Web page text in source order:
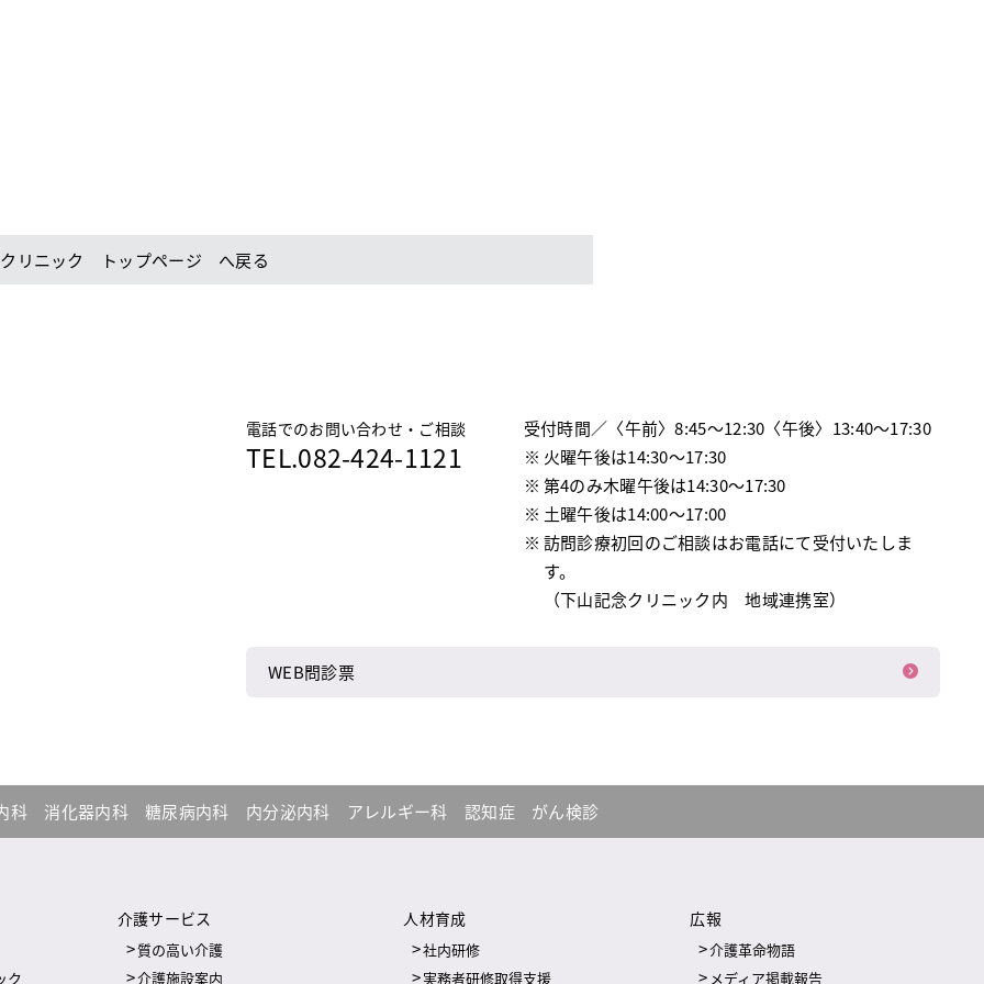
リニック トップページ へ戻る
電話でのお問い合わせ・ご相談
TEL.082-424-1121
受付時間／ 〈午前〉8:45～12:30〈午後〉13:40～17:30
火曜午後は14:30〜17:30
第4のみ木曜午後は14:30〜17:30
土曜午後は14:00～17:00
訪問診療初回のご相談はお電話にて受付いたしま
す。
（下山記念クリニック内 地域連携室）
WEB問診票
科 消化器内科 糖尿病内科 内分泌内科 アレルギー科 認知症 がん検診
ク
介護サービス
質の高い介護
介護施設案内
人材育成
社内研修
実務者研修取得支援
広報
介護革命物語
メディア掲載報告